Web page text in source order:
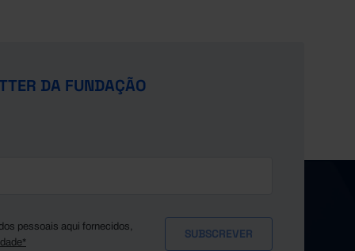
DA FUNDAÇÃO
pessoais aqui fornecidos,